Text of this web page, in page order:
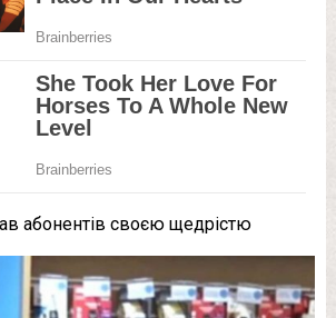
абонентів своєю щедрістю